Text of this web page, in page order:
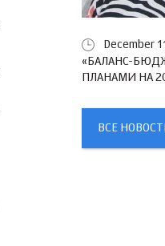
December
«БАЛАНС-
ПЛАНАМИ НА
ВСЕ